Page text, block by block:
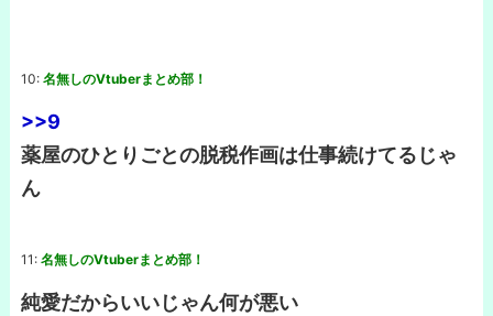
10: 名無しのVtuberまとめ部！
>>9
薬屋のひとりごとの脱税作画は仕事続けてるじゃ
ん
11: 名無しのVtuberまとめ部！
純愛だからいいじゃん何が悪い